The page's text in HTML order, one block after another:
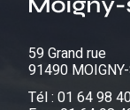
59 Grand rue
91490
Tél : 01 64 98